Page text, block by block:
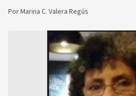
PorMarina C. Valera Regús